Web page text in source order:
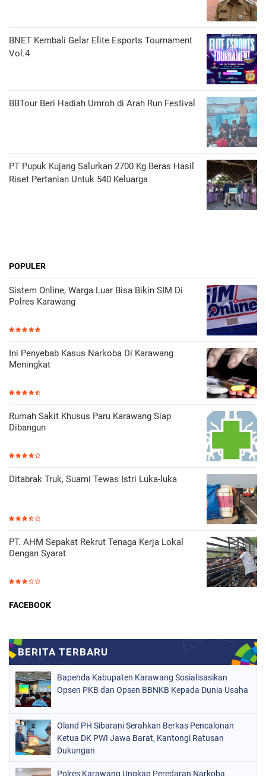
BNET Kembali Gelar Elite Esports Tournament
Vol.4
BBTour Beri Hadiah Umroh di Arah Run Festival
PT Pupuk Kujang Salurkan 2700 Kg Beras Hasil
Riset Pertanian Untuk 540 Keluarga
POPULER
Sistem Online, Warga Luar Bisa Bikin SIM Di
Polres Karawang
Ini Penyebab Kasus Narkoba Di Karawang
Meningkat
Rumah Sakit Khusus Paru Karawang Siap
Dibangun
Ditabrak Truk, Suami Tewas Istri Luka-luka
PT. AHM Sepakat Rekrut Tenaga Kerja Lokal
Dengan Syarat
FACEBOOK
Bapenda Kabupaten Karawang Sosialisasikan
Opsen PKB dan Opsen BBNKB Kepada Dunia Usaha
Oland PH Sibarani Serahkan Berkas Pencalonan
Ketua DK PWI Jawa Barat, Kantongi Ratusan
Dukungan
Polres Karawang Ungkap Peredaran Narkoba